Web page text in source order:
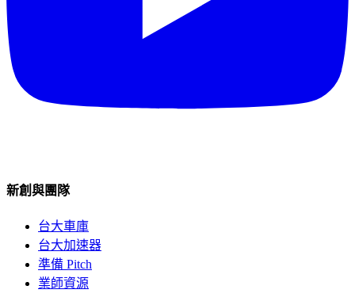
新創與團隊
台大車庫
台大加速器
準備 Pitch
業師資源